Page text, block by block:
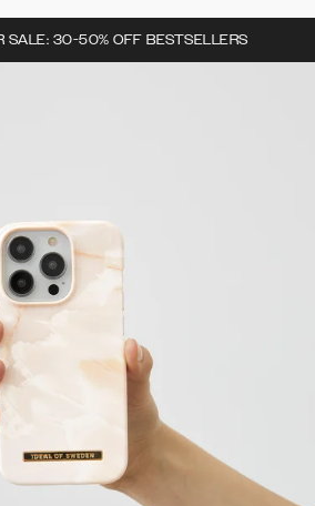
SALE: 30-50% OFF BESTSELLERS